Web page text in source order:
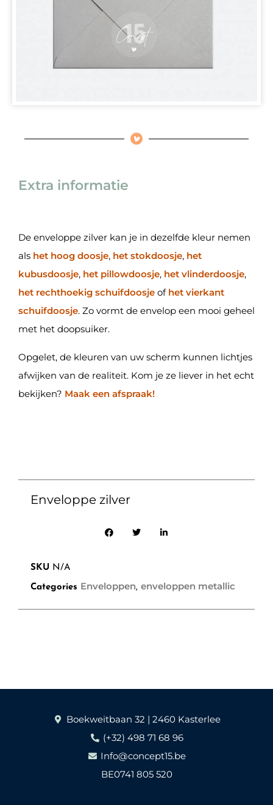
Extra informatie
De enveloppe zilver kan je in dezelfde kleur nemen
als het hoog doosje, het stokdoosje, het
kubusdoosje, het pillowdoosje, het vlinderdoosje,
het rechthoekig schuifdoosje of het vierkant
schuifdoosje. Zo vormt de envelop een mooi geheel
met het doopsuiker.
Opgelet, de kleuren van uw scherm kunnen lichtjes
afwijken van de realiteit. Kom je ze liever in het echt
bekijken? Maak een afspraak!
Enveloppe zilver
SKU N/A
Categories Enveloppen, enveloppen metallic
Boekweitbaan 32 | 2460 Kasterlee
(+32) 498 71 68 96
Info@concept15.be
BE0741 805 520